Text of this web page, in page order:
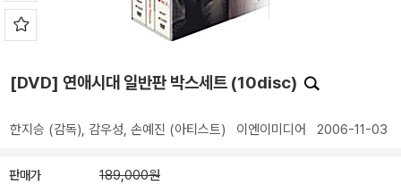
[DVD] 연애시대 일반판 박스세트 (10disc)
한지승 (감독), 감우성, 손예진 (아티스트) 이엔이미디어 2006-11-03
판매가 189,000원